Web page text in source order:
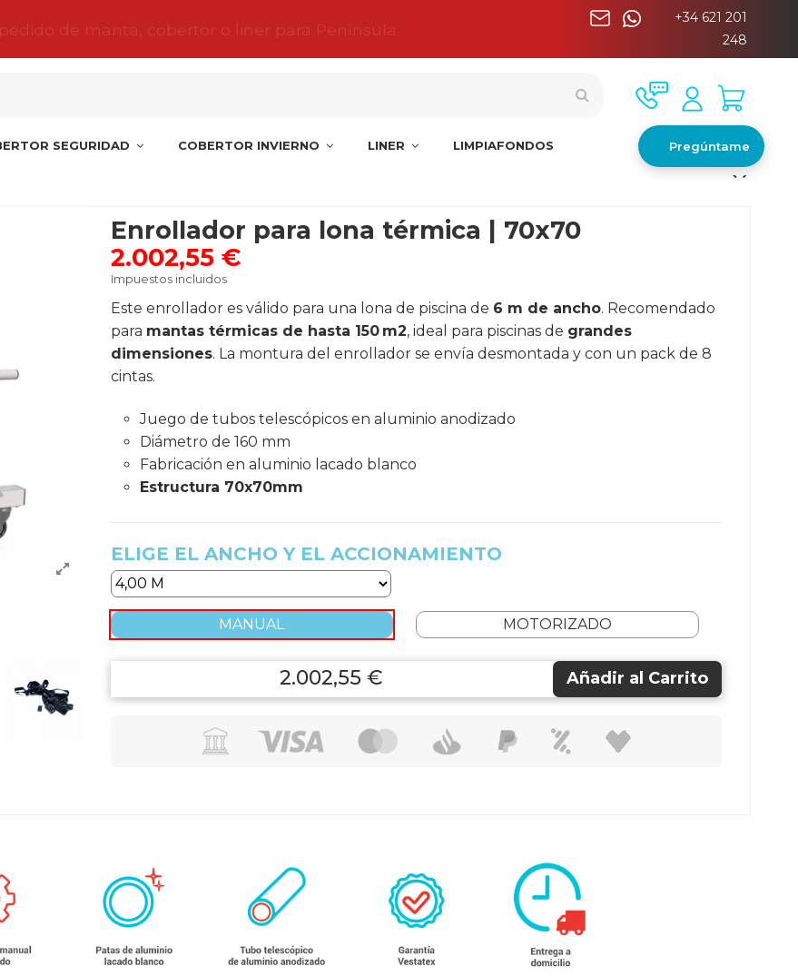
de manta, cobertor o liner para Península
+34 621 201
248
SEGURIDAD COBERTOR INVIERNO LINER LIMPIAFONDOS Pregúntame
Enrollador para lona térmica | 70x70
2.002,55 €
Impuestos incluidos
Este enrollador es válido para una lona de piscina de 6 m de ancho. Recomendado
para mantas térmicas de hasta 150 m2, ideal para piscinas de grandes
dimensiones. La montura del enrollador se envía desmontada y con un pack de 8
cintas.
Juego de tubos telescópicos en aluminio anodizado
Diámetro de 160 mm
Fabricación en aluminio lacado blanco
Estructura 70x70mm
ELIGE EL ANCHO Y EL ACCIONAMIENTO
MANUAL MOTORIZADO
2.002,55 € Añadir al Carrito